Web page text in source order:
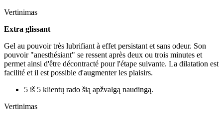
Vertinimas
Extra glissant
Gel au pouvoir très lubrifiant à effet persistant et sans odeur. Son
pouvoir "anesthésiant" se ressent après deux ou trois minutes et
permet ainsi d'être décontracté pour l'étape suivante. La dilatation est
facilité et il est possible d'augmenter les plaisirs.
5 iš 5 klientų rado šią apžvalgą naudingą.
Vertinimas